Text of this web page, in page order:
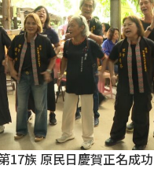
17族 原民日慶賀正名成功